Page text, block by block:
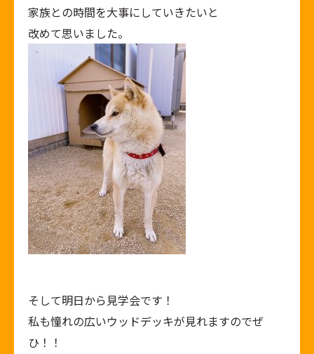
家族との時間を大事にしていきたいと
改めて思いました。
そして明日から見学会です！
私も憧れの広いウッドデッキが見れますのでぜ
ひ！！